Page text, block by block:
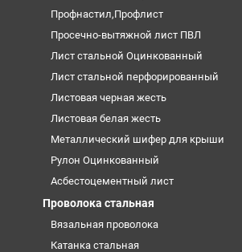
Профнастил,Профлист
Просечно-вытяжной лист ПВЛ
Лист стальной Оцинкованный
Лист стальной перфорированный
Листовая черная жесть
Листовая белая жесть
Металлический шифер для крыши
Рулон Оцинкованный
Асбестоцементный лист
Проволока стальная
Вязальная проволока
Катанка стальная